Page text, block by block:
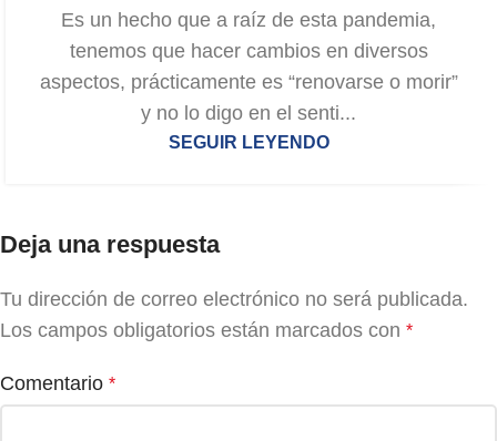
Es un hecho que a raíz de esta pandemia,
tenemos que hacer cambios en diversos
aspectos, prácticamente es “renovarse o morir”
y no lo digo en el senti...
SEGUIR LEYENDO
Deja una respuesta
Tu dirección de correo electrónico no será publicada.
Los campos obligatorios están marcados con *
Comentario *